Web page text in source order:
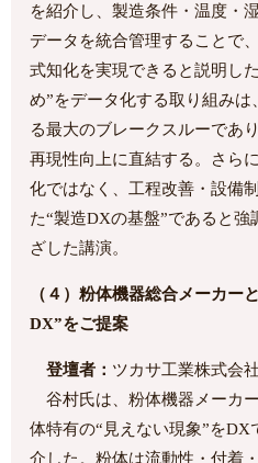
を紹介し、製造条件・温度・
データを統合管理することで
式知化を実現できると説明し
め”をデータ化する取り組み
る最大のブレークスルーであ
再現性向上に直結する。さら
化ではなく、工程改善・設備
た“製造DXの基盤”であると
ざした講演。
（４）粉体機器総合メーカー
DX”をご提案
登壇者： ツカサ工業株式会
谷村氏は、粉体機器メーカ
体特有の“見えない現象”をDX
介した。粉体は流動性・付着